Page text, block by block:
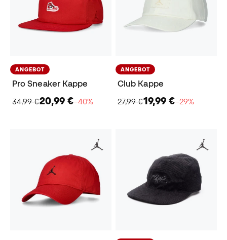
ANGEBOT
Pro Sneaker Kappe
34,99 €20,99 €−40%
ANGEBOT
Club Kappe
27,99 €19,99 €−29%